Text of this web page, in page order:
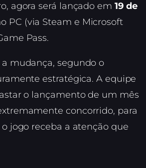
agora será lançado em 19 de
PC (via Steam e Microsoft
Pass.
a mudança, segundo o
estratégica. A equipe
o lançamento de um mês
concorrido, para
jogo receba a atenção que